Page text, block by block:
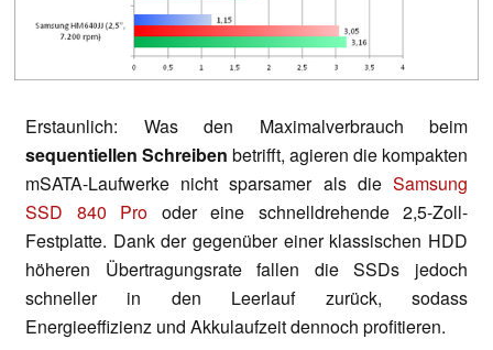
Erstaunlich: Was den Maximalverbrauch beim
sequentiellen Schreiben betrifft, agieren die kompakten
mSATA-Laufwerke nicht sparsamer als die Samsung
SSD 840 Pro oder eine schnelldrehende 2,5-Zoll-
Festplatte. Dank der gegenüber einer klassischen HDD
höheren Übertragungsrate fallen die SSDs jedoch
schneller in den Leerlauf zurück, sodass
Energieeffizienz und Akkulaufzeit dennoch profitieren.